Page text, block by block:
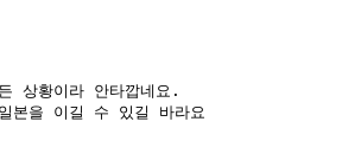
상황이라 안타깝네요.
본을 이길 수 있길 바라요